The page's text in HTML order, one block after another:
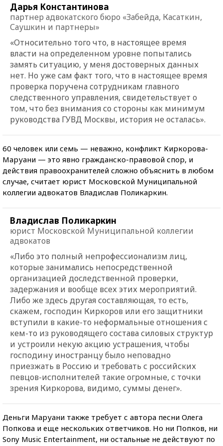
Дарья Константинова
партнер адвокатского бюро «Забейда, Касаткин,
Саушкин и партнеры»
«Относительно того что, в настоящее время
власти на определенном уровне попытались
замять ситуацию, у меня достоверных данных
нет. Но уже сам факт того, что в настоящее время
проверка поручена сотрудникам главного
следственного управления, свидетельствует о
том, что без внимания со стороны как минимум
руководства ГУВД Москвы, история не осталась».
60 человек или семь — неважно, конфликт Киркорова-
Маруани — это явно гражданско-правовой спор, и
действия правоохранителей сложно объяснить в любом
случае, считает юрист Московской Муниципальной
коллегии адвокатов Владислав Поликаркин.
Владислав Поликаркин
юрист Московской Муниципальной коллегии
адвокатов
«Либо это полный непрофессионализм лиц,
которые занимались непосредственной
организацией доследственной проверки,
задержания и вообще всех этих мероприятий.
Либо же здесь другая составляющая, то есть,
скажем, господин Киркоров или его защитники
вступили в какие-то неформальные отношения с
кем-то из руководящего состава силовых структур
и устроили некую акцию устрашения, чтобы
господину иностранцу было неповадно
приезжать в Россию и требовать с российских
певцов-исполнителей такие огромные, с точки
зрения Киркорова, видимо, суммы денег».
Деньги Маруани также требует с автора песни Олега
Попкова и еще нескольких ответчиков. Но ни Попков, ни
Sony Music Entertainment, ни остальные не действуют по